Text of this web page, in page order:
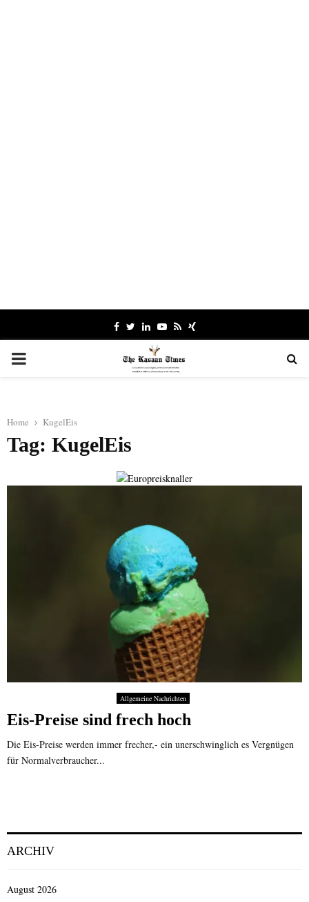
Facebook
TwitterLinkedinYoutube
RssXing
PRIMARY
Home KugelEis
Tag: KugelEis
Allgemeine Nachrichten
Eis-Preise sind frech hoch
Die Eis-Preise werden immer frecher,- ein unerschwinglich es Vergnügen
für Normalverbraucher...
ARCHIV
August 2026